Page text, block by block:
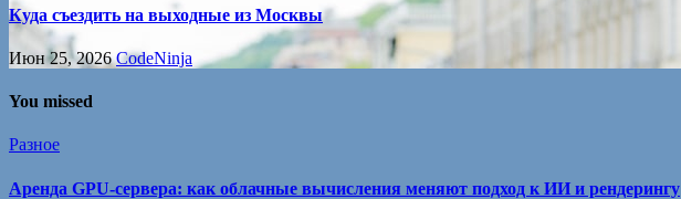
Куда съездить на выходные из Москвы
Июн 25, 2026CodeNinja
You missed
Разное
Аренда GPU-сервера: как облачные вычисления меняют подход к ИИ и рендерингу